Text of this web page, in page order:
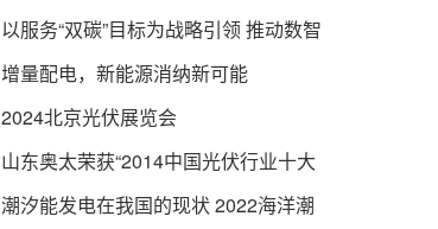
磅发布
以服务“双碳”目标为战略引领 推动数智
化坚强电网建设
增量配电，新能源消纳新可能
2024北京光伏展览会
山东奥太荣获“2014中国光伏行业十大
创新逆变器企业”等双项大奖
潮汐能发电在我国的现状 2022海洋潮